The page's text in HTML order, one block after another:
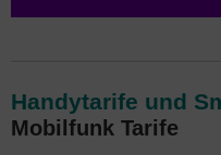
Handytarife und
Mobilfunk Tarife